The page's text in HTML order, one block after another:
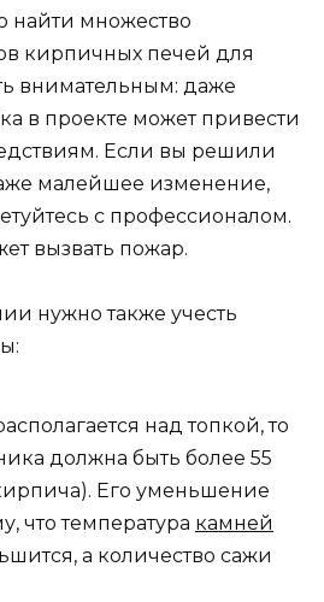
найти множество
кирпичных печей для
внимательным: даже
в проекте может привести
Если вы решили
малейшее изменение,
с профессионалом.
вызвать пожар.
нужно также учесть
над топкой, то
должна быть более 55
Его уменьшение
что температура камней
а количество сажи